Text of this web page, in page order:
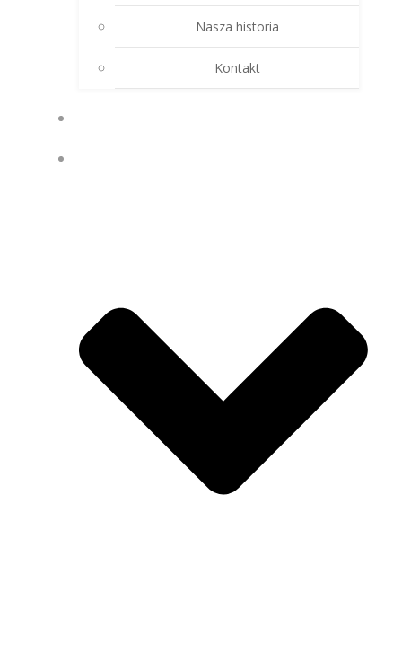
Nasza historia
Kontakt